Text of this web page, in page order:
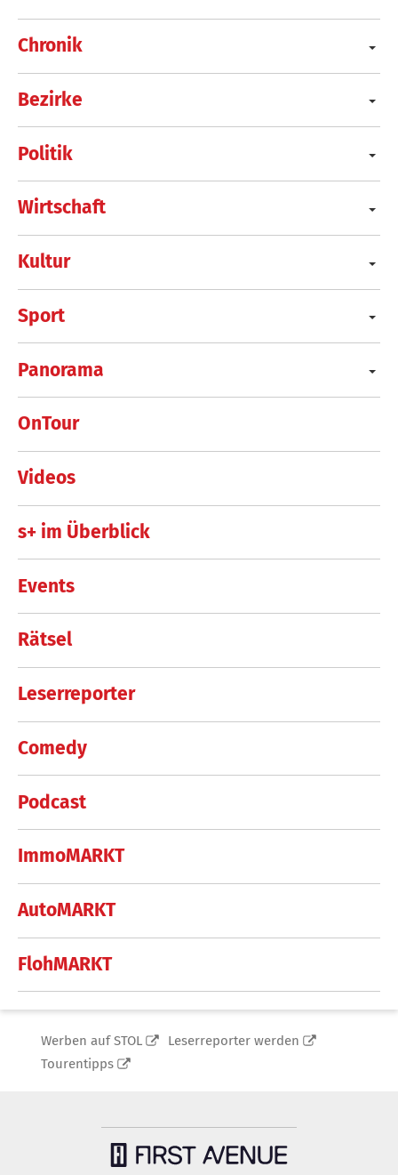
Chronik
Bezirke
Politik
Wirtschaft
Kultur
Sport
Panorama
OnTour
Videos
s+ im Überblick
Events
Rätsel
Leserreporter
Comedy
Podcast
ImmoMARKT
AutoMARKT
FlohMARKT
Werben auf STOL
Leserreporter werden
Tourentipps